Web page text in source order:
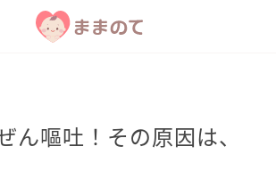
ん嘔吐！その原因は、